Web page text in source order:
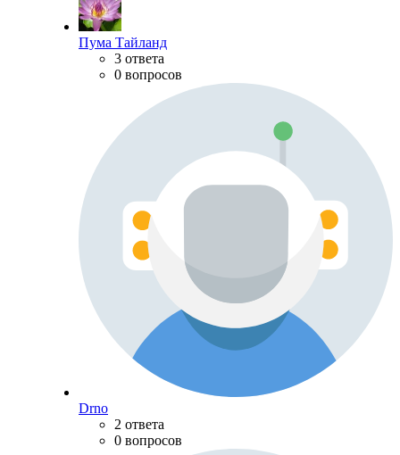
Пума Тайланд
3 ответа
0 вопросов
Drno
2 ответа
0 вопросов